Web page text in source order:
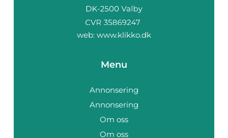
web: www.klikko.dk
Menu
Annonsering
Annonsering
Om oss
Om oss